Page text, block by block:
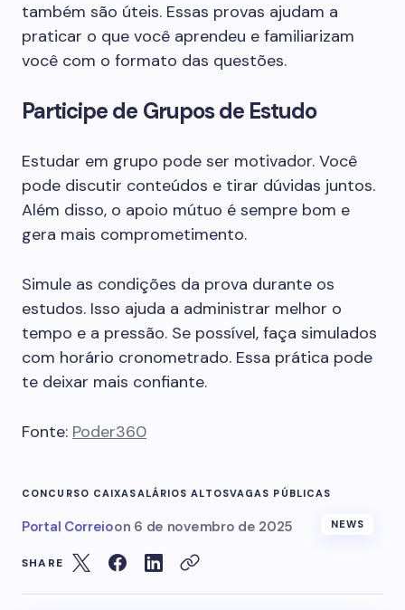
também são úteis. Essas provas ajudam a
praticar o que você aprendeu e familiarizam
você com o formato das questões.
Participe de Grupos de Estudo
Estudar em grupo pode ser motivador. Você
pode discutir conteúdos e tirar dúvidas juntos.
Além disso, o apoio mútuo é sempre bom e
gera mais comprometimento.
Simule as condições da prova durante os
estudos. Isso ajuda a administrar melhor o
tempo e a pressão. Se possível, faça simulados
com horário cronometrado. Essa prática pode
te deixar mais confiante.
Fonte: Poder360
CONCURSO CAIXASALÁRIOS ALTOSVAGAS PÚBLICAS
Portal Correioon 6 de novembro de 2025 NEWS
SHARE